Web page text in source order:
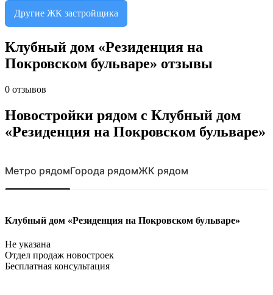
Другие ЖК застройщика
Клубный дом «Резиденция на
Покровском бульваре» отзывы
0 отзывов
Новостройки рядом с Клубный дом
«Резиденция на Покровском бульваре»
Метро рядомГорода рядомЖК рядом
Клубный дом «Резиденция на Покровском бульваре»
Не указана
Отдел продаж новостроек
Бесплатная консультация